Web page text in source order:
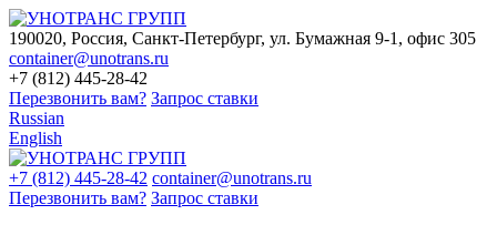
190020, Россия, Санкт-Петербург, ул. Бумажная 9-1, офис 305
container@unotrans.ru
+7 (812) 445-28-42
Перезвонить вам? Запрос ставки
Russian
English
+7 (812) 445-28-42 container@unotrans.ru
Перезвонить вам? Запрос ставки